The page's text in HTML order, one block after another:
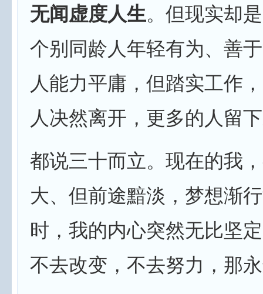
无闻虚度人生。但现实却
个别同龄人年轻有为、善
人能力平庸，但踏实工作
人决然离开，更多的人留
都说三十而立。现在的我
大、但前途黯淡，梦想渐
时，我的内心突然无比坚
不去改变，不去努力，那